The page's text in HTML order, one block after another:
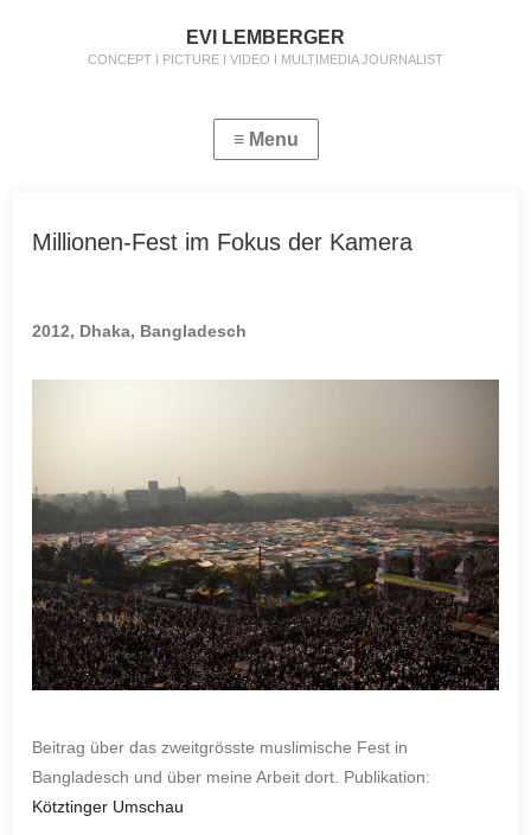
EVI LEMBERGER
CONCEPT I PICTURE I VIDEO I MULTIMEDIA JOURNALIST
Millionen-Fest im Fokus der Kamera
2012, Dhaka, Bangladesch
Beitrag über das zweitgrösste muslimische Fest in
Bangladesch und über meine Arbeit dort. Publikation:
Kötztinger Umschau